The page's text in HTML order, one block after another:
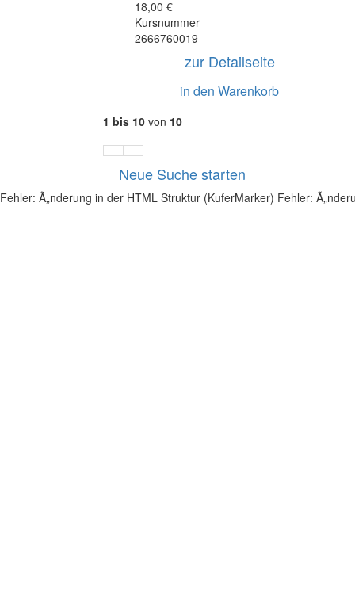
18,00 €
Kursnummer
2666760019
zur Detailseite
in den Warenkorb
1 bis 10 von 10
Vorherige
Seite
NÃ¤chste
Seite
Neue Suche starten
Fehler: Ã„nderung in der HTML Struktur (KuferMarker) Fehler: